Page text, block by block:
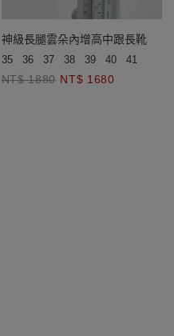
神級長腿雲朵內增高中跟長靴
35 36 37 38 39 40 41
NT$ 1880 NT$ 1680